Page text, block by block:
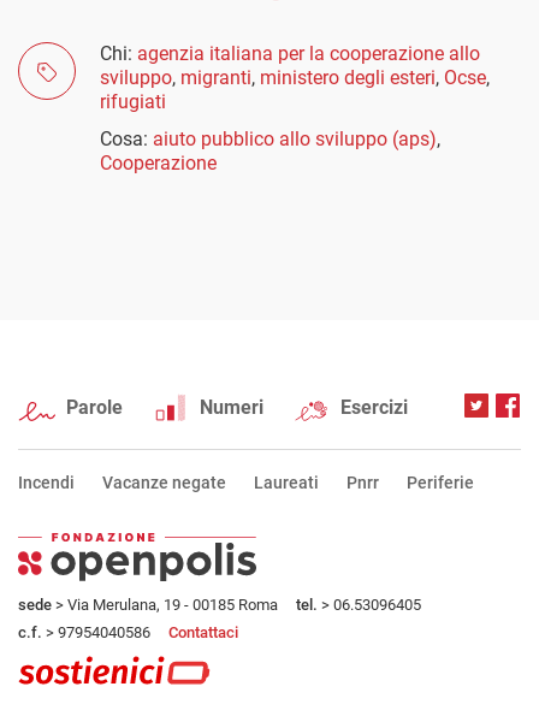
Chi: agenzia italiana per la cooperazione allo
sviluppo, migranti, ministero degli esteri, Ocse,
rifugiati
Cosa: aiuto pubblico allo sviluppo (aps),
Cooperazione
Parole Numeri Esercizi
Incendi Vacanze negate Laureati Pnrr Periferie
sede > Via Merulana, 19 - 00185 Roma tel. > 06.53096405
c.f. > 97954040586 Contattaci